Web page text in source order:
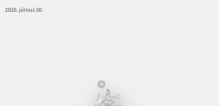
2026. június 30.